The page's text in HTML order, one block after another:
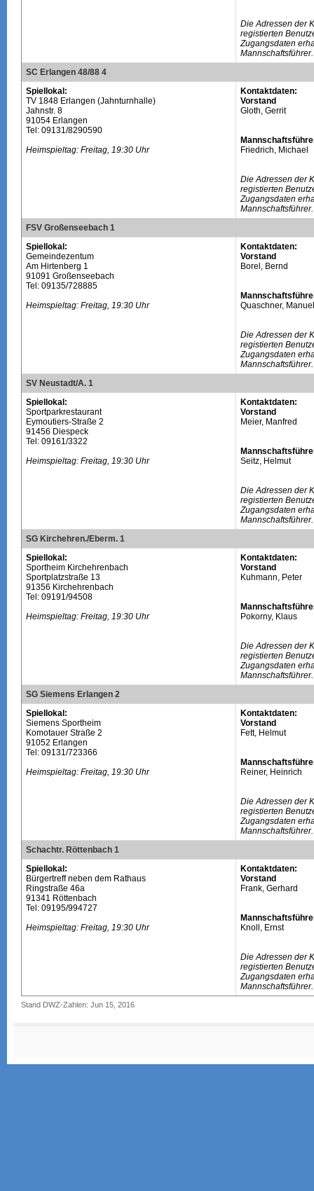
Die Adressen der
registierten
Zugangsdaten
Mannschaftsführer.
SC Erlangen 48/88 4
Spiellokal:
TV 1848 Erlangen (Jahnturnhalle)
Jahnstr. 8
91054 Erlangen
Tel: 09131/8290590
Heimspieltag: Freitag, 19:30 Uhr
Kontaktdaten:
Vorstand
Gloth, Gerrit
Friedrich, Michael
Die Adressen der
registierten
Zugangsdaten
Mannschaftsführer.
FSV Großenseebach 1
Spiellokal:
Gemeindezentum
Am Hirtenberg 1
91091 Großenseebach
Tel: 09135/728885
Heimspieltag: Freitag, 19:30 Uhr
Kontaktdaten:
Vorstand
Borel, Bernd
Quaschner, Manuel
Die Adressen der
registierten
Zugangsdaten
Mannschaftsführer.
SV Neustadt/A. 1
Spiellokal:
Sportparkrestaurant
Eymoutiers-Straße 2
91456 Diespeck
Tel: 09161/3322
Heimspieltag: Freitag, 19:30 Uhr
Kontaktdaten:
Vorstand
Meier, Manfred
Seitz, Helmut
Die Adressen der
registierten
Zugangsdaten
Mannschaftsführer.
SG Kirchehren./Eberm. 1
Spiellokal:
Sportheim Kirchehrenbach
Sportplatzstraße 13
91356 Kirchehrenbach
Tel: 09191/94508
Heimspieltag: Freitag, 19:30 Uhr
Kontaktdaten:
Vorstand
Kuhmann, Peter
Pokorny, Klaus
Die Adressen der
registierten
Zugangsdaten
Mannschaftsführer.
SG Siemens Erlangen 2
Spiellokal:
Siemens Sportheim
Komotauer Straße 2
91052 Erlangen
Tel: 09131/723366
Heimspieltag: Freitag, 19:30 Uhr
Kontaktdaten:
Vorstand
Fett, Helmut
Reiner, Heinrich
Die Adressen der
registierten
Zugangsdaten
Mannschaftsführer.
Schachtr. Röttenbach 1
Spiellokal:
Bürgertreff neben dem Rathaus
Ringstraße 46a
91341 Röttenbach
Tel: 09195/994727
Heimspieltag: Freitag, 19:30 Uhr
Kontaktdaten:
Vorstand
Frank, Gerhard
Knoll, Ernst
Die Adressen der
registierten
Zugangsdaten
Mannschaftsführer.
Stand DWZ-Zahlen: Jun 15, 2016